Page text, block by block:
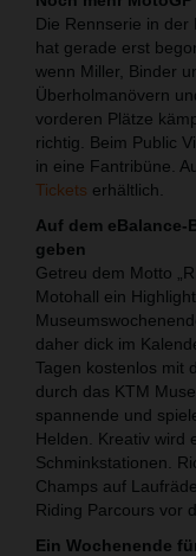
Die Rennserie in der
hat gerade erst
wenn Miller, Binder
Überholmanövern
vorderen Plätze
richtig. Beim Public
in eine Fantribüne.
Tickets erhältlich.
Auf dem eBalance-
geben
Getreu dem Motto
Motohall ein
daher dick im
Tagen kostenlos mit
durch das KTM
spannende und
Helden. Kreativ wird
Schminkstationen.
Champs auf
Riding Parcours vor
Ein Wochenende